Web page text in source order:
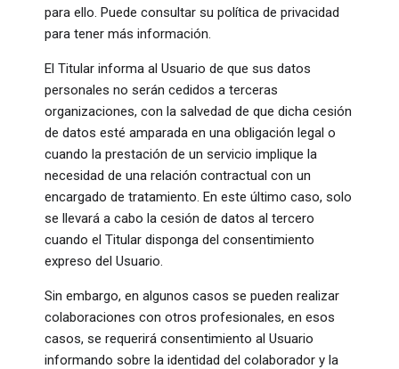
para ello. Puede consultar su política de privacidad
para tener más información.
El Titular informa al Usuario de que sus datos
personales no serán cedidos a terceras
organizaciones, con la salvedad de que dicha cesión
de datos esté amparada en una obligación legal o
cuando la prestación de un servicio implique la
necesidad de una relación contractual con un
encargado de tratamiento. En este último caso, solo
se llevará a cabo la cesión de datos al tercero
cuando el Titular disponga del consentimiento
expreso del Usuario.
Sin embargo, en algunos casos se pueden realizar
colaboraciones con otros profesionales, en esos
casos, se requerirá consentimiento al Usuario
informando sobre la identidad del colaborador y la